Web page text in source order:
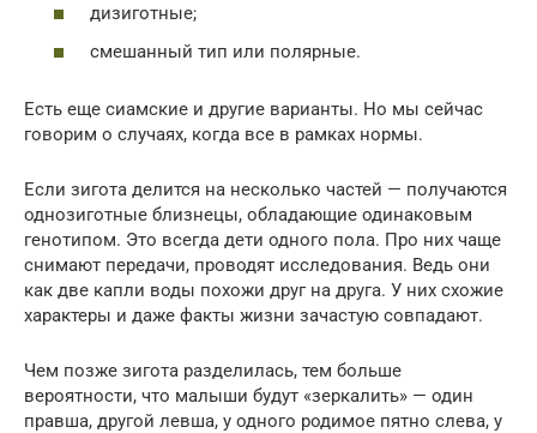
дизиготные;
смешанный тип или полярные.
Есть еще сиамские и другие варианты. Но мы сейчас
говорим о случаях, когда все в рамках нормы.
Если зигота делится на несколько частей — получаются
однозиготные близнецы, обладающие одинаковым
генотипом. Это всегда дети одного пола. Про них чаще
снимают передачи, проводят исследования. Ведь они
как две капли воды похожи друг на друга. У них схожие
характеры и даже факты жизни зачастую совпадают.
Чем позже зигота разделилась, тем больше
вероятности, что малыши будут «зеркалить» — один
правша, другой левша, у одного родимое пятно слева, у